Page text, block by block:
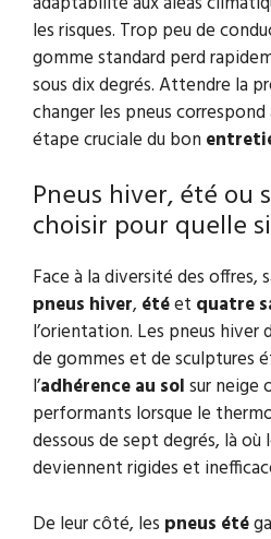
les risques. Trop peu de
gomme standard perd
sous dix degrés. Attendre la
changer les pneus correspond
étape cruciale du bon
Pneus hiver, été ou
choisir pour quelle
Face à la diversité des offres,
pneus hiver, étéet quatre
l’orientation. Les pneus hiver
de gommes et de sculptures
l’adhérence au solsur neige
performants lorsque le
dessous de sept degrés, là
deviennent rigides et
De leur côté, les pneus été